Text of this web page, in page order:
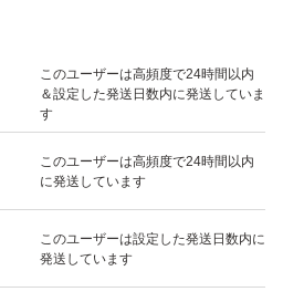
お客様
、保健所へ販売及び営業許可の
んにくは野菜を簡易的に加工し
施さない限り不要との回答も頂
このユーザーは高頻度で24時間以内
＆設定した発送日数内に発送していま
す
このユーザーは高頻度で24時間以内
に発送しています
このユーザーは設定した発送日数内に
発送しています
いいね！
4,480